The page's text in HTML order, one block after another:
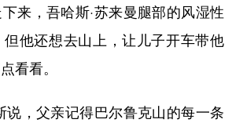
，吾哈斯·苏来曼腿部的风湿性
他还想去山上，让儿子开车带他
看看。
，父亲记得巴尔鲁克山的每一条